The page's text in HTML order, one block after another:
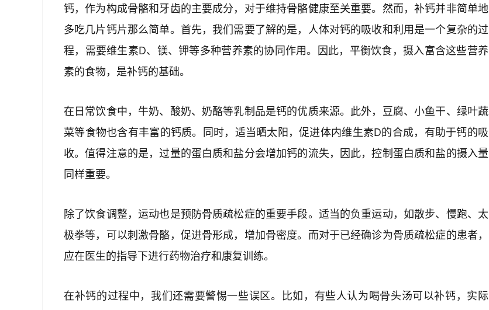
钙，作为构成骨骼和牙齿的主要成分，对于维持骨骼健康至关重要。然而，补钙并非简单地
多吃几片钙片那么简单。首先，我们需要了解的是，人体对钙的吸收和利用是一个复杂的过
程，需要维生素D、镁、钾等多种营养素的协同作用。因此，平衡饮食，摄入富含这些营养
素的食物，是补钙的基础。
在日常饮食中，牛奶、酸奶、奶酪等乳制品是钙的优质来源。此外，豆腐、小鱼干、绿叶蔬
菜等食物也含有丰富的钙质。同时，适当晒太阳，促进体内维生素D的合成，有助于钙的吸
收。值得注意的是，过量的蛋白质和盐分会增加钙的流失，因此，控制蛋白质和盐的摄入量
同样重要。
除了饮食调整，运动也是预防骨质疏松症的重要手段。适当的负重运动，如散步、慢跑、太
极拳等，可以刺激骨骼，促进骨形成，增加骨密度。而对于已经确诊为骨质疏松症的患者，
应在医生的指导下进行药物治疗和康复训练。
在补钙的过程中，我们还需要警惕一些误区。比如，有些人认为喝骨头汤可以补钙，实际